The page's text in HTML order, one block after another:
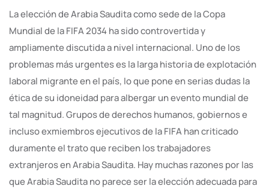
La elección de Arabia Saudita como sede de la Copa
Mundial de la FIFA 2034 ha sido controvertida y
ampliamente discutida a nivel internacional. Uno de los
problemas más urgentes es la larga historia de explotación
laboral migrante en el país, lo que pone en serias dudas la
ética de su idoneidad para albergar un evento mundial de
tal magnitud. Grupos de derechos humanos, gobiernos e
incluso exmiembros ejecutivos de la FIFA han criticado
duramente el trato que reciben los trabajadores
extranjeros en Arabia Saudita. Hay muchas razones por las
que Arabia Saudita no parece ser la elección adecuada para